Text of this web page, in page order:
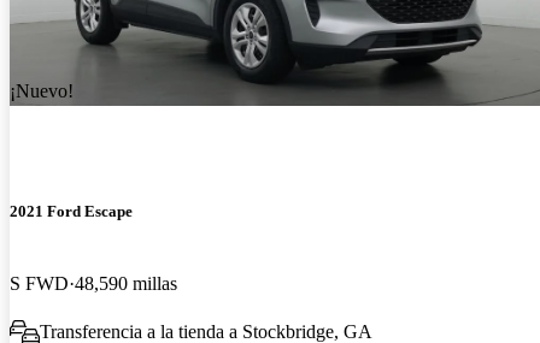
¡Nuevo!
2021 Ford Escape
S FWD 48,590 millas
Transferencia a la tienda a Stockbridge, GA